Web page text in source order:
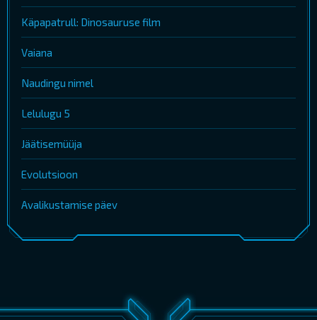
Käpapatrull: Dinosauruse film
Vaiana
Naudingu nimel
Lelulugu 5
Jäätisemüüja
Evolutsioon
Avalikustamise päev